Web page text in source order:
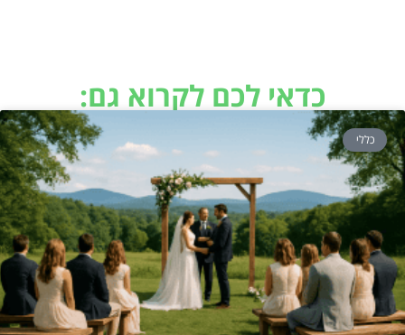
כדאי לכם לקרוא גם:
כללי